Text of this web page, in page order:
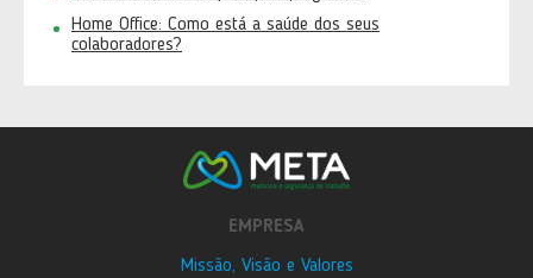
Home Office: Como está a saúde dos seus
colaboradores?
EMPRESA
Missão, Visão e Valores